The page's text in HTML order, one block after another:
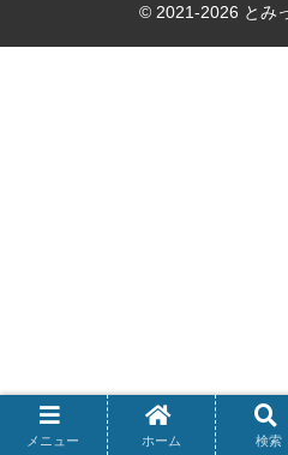
© 2021-2026 とみ
メニュー ホーム 検索